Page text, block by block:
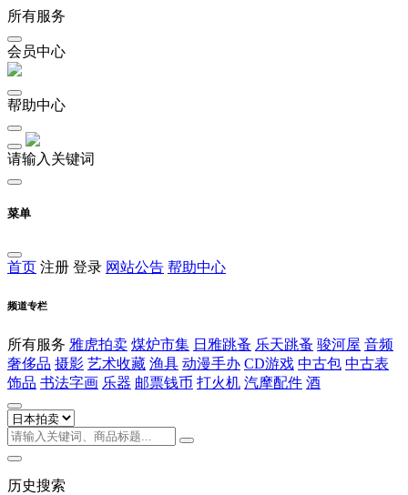
所有服务
会员中心
帮助中心
请输入关键词
菜单
首页 注册 登录 网站公告 帮助中心
频道专栏
所有服务 雅虎拍卖 煤炉市集 日雅跳蚤 乐天跳蚤 骏河屋 音频
奢侈品 摄影 艺术收藏 渔具 动漫手办 CD游戏 中古包 中古表
饰品 书法字画 乐器 邮票钱币 打火机 汽摩配件 酒
历史搜索